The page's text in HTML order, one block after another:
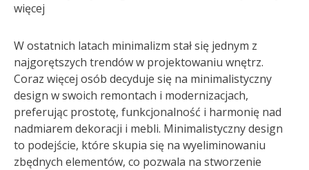
więcej
W ostatnich latach minimalizm stał się jednym z
najgorętszych trendów w projektowaniu wnętrz.
Coraz więcej osób decyduje się na minimalistyczny
design w swoich remontach i modernizacjach,
preferując prostotę, funkcjonalność i harmonię nad
nadmiarem dekoracji i mebli. Minimalistyczny design
to podejście, które skupia się na wyeliminowaniu
zbędnych elementów, co pozwala na stworzenie